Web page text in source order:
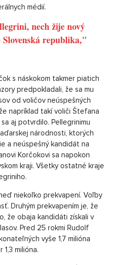
záujmy
ľudí a podporovať
život ľudí na
psej matere,"
Fico, predseda Smeru-
kedy Pellegrinimu odkázal
neho uvedomujú, čo by im
médií.
republika,"
s náskokom takmer piatich
predpokladali, že sa mu